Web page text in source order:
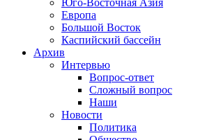
Юго-Восточная Азия
Европа
Большой Восток
Каспийский бассейн
Архив
Интервью
Вопрос-ответ
Сложный вопрос
Наши
Новости
Политика